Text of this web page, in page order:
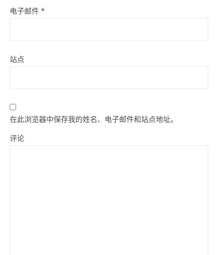
电子邮件 *
站点
在此浏览器中保存我的姓名、电子邮件和站点地址。
评论